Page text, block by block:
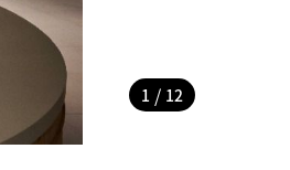
1 / 12